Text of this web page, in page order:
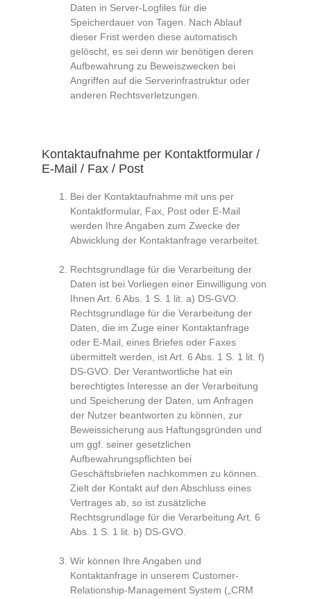
Daten in Server-Logfiles für die
Speicherdauer von Tagen. Nach Ablauf
dieser Frist werden diese automatisch
gelöscht, es sei denn wir benötigen deren
Aufbewahrung zu Beweiszwecken bei
Angriffen auf die Serverinfrastruktur oder
anderen Rechtsverletzungen.
Kontaktaufnahme per Kontaktformular /
E-Mail / Fax / Post
Bei der Kontaktaufnahme mit uns per
Kontaktformular, Fax, Post oder E-Mail
werden Ihre Angaben zum Zwecke der
Abwicklung der Kontaktanfrage verarbeitet.
Rechtsgrundlage für die Verarbeitung der
Daten ist bei Vorliegen einer Einwilligung von
Ihnen Art. 6 Abs. 1 S. 1 lit. a) DS-GVO.
Rechtsgrundlage für die Verarbeitung der
Daten, die im Zuge einer Kontaktanfrage
oder E-Mail, eines Briefes oder Faxes
übermittelt werden, ist Art. 6 Abs. 1 S. 1 lit. f)
DS-GVO. Der Verantwortliche hat ein
berechtigtes Interesse an der Verarbeitung
und Speicherung der Daten, um Anfragen
der Nutzer beantworten zu können, zur
Beweissicherung aus Haftungsgründen und
um ggf. seiner gesetzlichen
Aufbewahrungspflichten bei
Geschäftsbriefen nachkommen zu können.
Zielt der Kontakt auf den Abschluss eines
Vertrages ab, so ist zusätzliche
Rechtsgrundlage für die Verarbeitung Art. 6
Abs. 1 S. 1 lit. b) DS-GVO.
Wir können Ihre Angaben und
Kontaktanfrage in unserem Customer-
Relationship-Management System („CRM